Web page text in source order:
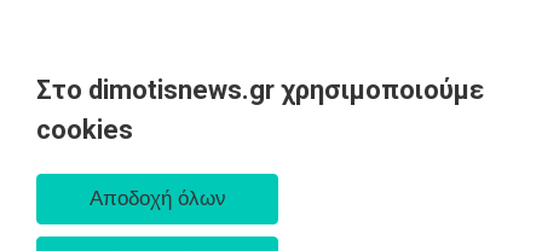
Στο dimotisnews.gr χρησιμοποιούμε
cookies
AΡΧΙΚΗ
ΕΙΔΗΣΕΙΣ
ΠΟΛΙΤΙΚΗ